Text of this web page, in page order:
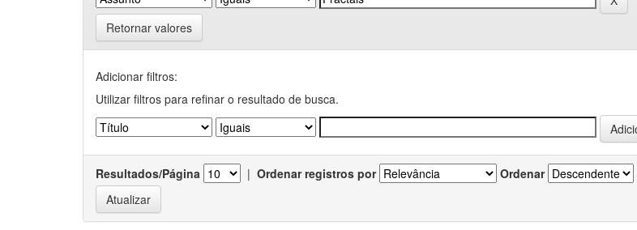
Retornar valores
Adicionar filtros:
Utilizar filtros para refinar o resultado de busca.
Resultados/Página | Ordenar registros por Ordenar